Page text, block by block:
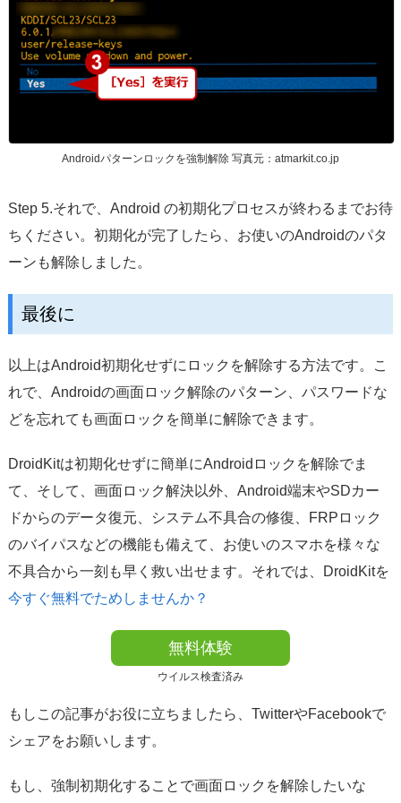
Androidパターンロックを強制解除 写真元：atmarkit.co.jp
Step 5.それで、Android の初期化プロセスが終わるまでお待
ちください。初期化が完了したら、お使いのAndroidのパタ
ーンも解除しました。
最後に
以上はAndroid初期化せずにロックを解除する方法です。こ
れで、Androidの画面ロック解除のパターン、パスワードな
どを忘れても画面ロックを簡単に解除できます。
DroidKitは初期化せずに簡単にAndroidロックを解除でま
て、そして、画面ロック解決以外、Android端末やSDカー
ドからのデータ復元、システム不具合の修復、FRPロック
のバイパスなどの機能も備えて、お使いのスマホを様々な
不具合から一刻も早く救い出せます。それでは、DroidKitを
今すぐ無料でためしませんか？
無料体験
ウイルス検査済み
もしこの記事がお役に立ちましたら、TwitterやFacebookで
シェアをお願いします。
もし、強制初期化することで画面ロックを解除したいな